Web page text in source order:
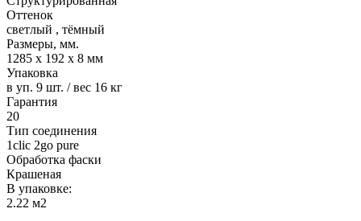
Оттенок
светлый , тёмный
Размеры, мм.
1285 х 192 х 8 мм
Упаковка
в уп. 9 шт. / вес 16 кг
Гарантия
20
Тип соединения
1clic 2go pure
Обработка фаски
Крашеная
В упаковке:
2.22 м2